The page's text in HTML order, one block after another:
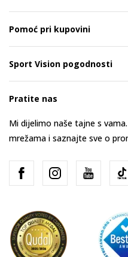
Pomoć pri kupovini
Sport Vision pogodnosti
Pratite nas
Mi dijelimo naše tajne s
mrežama i saznajte sve o